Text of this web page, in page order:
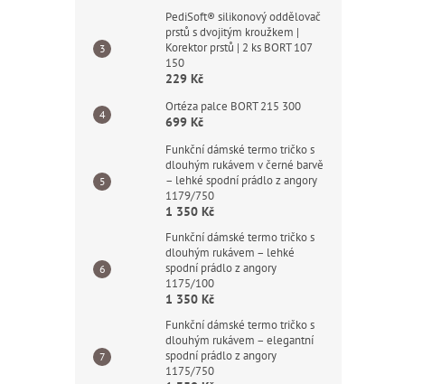
PediSoft® silikonový oddělovač
prstů s dvojitým kroužkem |
Korektor prstů | 2 ks BORT 107
150
229 Kč
Ortéza palce BORT 215 300
699 Kč
Funkční dámské termo tričko s
dlouhým rukávem v černé barvě
– lehké spodní prádlo z angory
1179/750
1 350 Kč
Funkční dámské termo tričko s
dlouhým rukávem – lehké
spodní prádlo z angory
1175/100
1 350 Kč
Funkční dámské termo tričko s
dlouhým rukávem – elegantní
spodní prádlo z angory
1175/750